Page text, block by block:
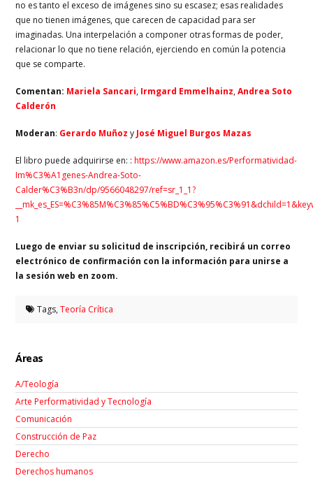
no es tanto el exceso de imágenes sino su escasez; esas realidades
que no tienen imágenes, que carecen de capacidad para ser
imaginadas. Una interpelación a componer otras formas de poder,
relacionar lo que no tiene relación, ejerciendo en común la potencia
que se comparte.
Comentan: Mariela Sancari, Irmgard Emmelhainz,Andrea Soto
Calderón
Moderan: Gerardo Muñoz y José Miguel Burgos Mazas
El libro puede adquirirse en: :https://www.amazon.es/Performatividad-
Im%C3%A1genes-Andrea-Soto-
Calder%C3%B3n/dp/9566048297/ref=sr_1_1?
1
Luego de enviar su solicitud de inscripción, recibirá un correo
electrónico de confirmación con la información para unirse a
la sesión web en zoom.
Tags,Teoría Crítica
Áreas
A/Teología
Arte Performatividad y Tecnología
Comunicación
Construcción de Paz
Derecho
Derechos humanos